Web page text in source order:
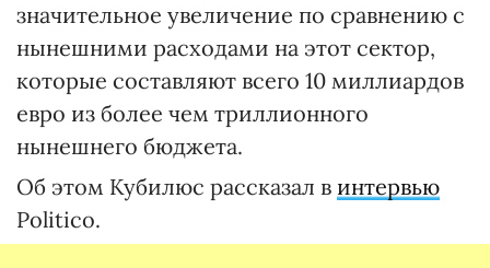
значительное увеличение по сравнению с
нынешними расходами на этот сектор,
которые составляют всего 10 миллиардов
евро из более чем триллионного
нынешнего бюджета.
Об этом Кубилюс рассказал в интервью
Politico.